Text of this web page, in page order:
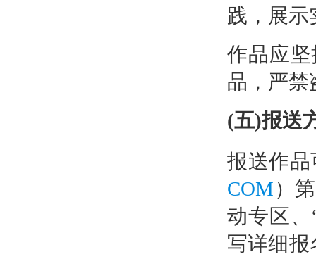
践，展示
作品应
品，严禁
(五)报送
报送作品
COM）
动专区
写详细报